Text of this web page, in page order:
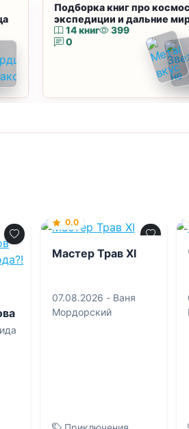
Подборка книг про
экспедиции и дальние
14 книг
399
0
0.0
Мастер Трав XI
07.08.2026 - Ваня
Мордорский